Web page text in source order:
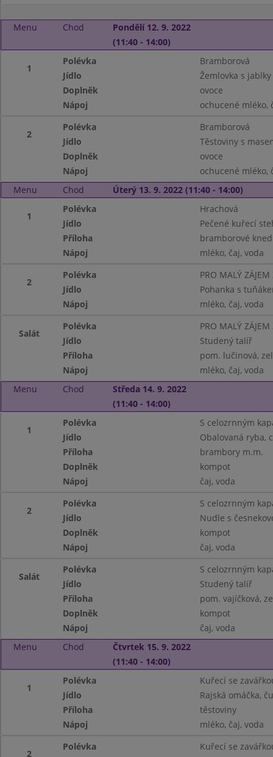
Menu Chod
Pondělí 12. 9. 2022
(11:40 - 14:00)
1
Polévka
Bramborová
Jídlo
Žemlovka s jablky
Doplněk
ovoce
Nápoj
ochucené mléko,
2
Polévka
Bramborová
Jídlo
Těstoviny s
Doplněk
ovoce
Nápoj
ochucené mléko,
Menu
Chod Úterý 13. 9. 2022 (11:40 - 14:00)
1
Polévka
Hrachová
Jídlo
Pečené kuřecí
Příloha
bramborové
Nápoj
mléko, čaj, voda
2
Polévka
PRO MALÝ
Jídlo
Pohanka s
Nápoj
mléko, čaj, voda
Salát
Polévka
PRO MALÝ
Jídlo
Studený talíř
Příloha
pom. lučinová,
Nápoj
mléko, čaj, voda
Menu
Chod
Středa 14. 9. 2022
(11:40 - 14:00)
1
Polévka
S celozrnným
Jídlo
Obalovaná ryba,
Příloha
brambory m.m.
Doplněk
kompot
Nápoj
čaj, voda
2
Polévka
S celozrnným
Jídlo
Nudle s
Doplněk
kompot
Nápoj
čaj, voda
Salát
Polévka
S celozrnným
Jídlo
Studený talíř
Příloha
pom. vajíčková,
Doplněk
kompot
Nápoj
čaj, voda
Menu
Chod
Čtvrtek 15. 9. 2022
(11:40 - 14:00)
1
Polévka
Kuřecí se
Jídlo
Rajská omáčka,
Příloha
těstoviny
Nápoj
mléko, čaj, voda
2
Polévka
Kuřecí se